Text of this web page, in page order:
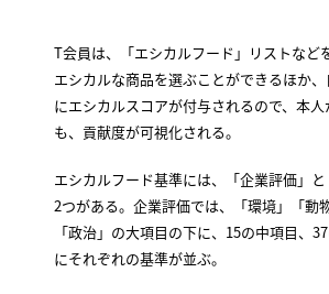
T会員は、「エシカルフード」リストなど
エシカルな商品を選ぶことができるほか
にエシカルスコアが付与されるので、本
も、貢献度が可視化される。
エシカルフード基準には、「企業評価」
2つがある。企業評価では、「環境」「動
「政治」の大項目の下に、15の中項目、
にそれぞれの基準が並ぶ。